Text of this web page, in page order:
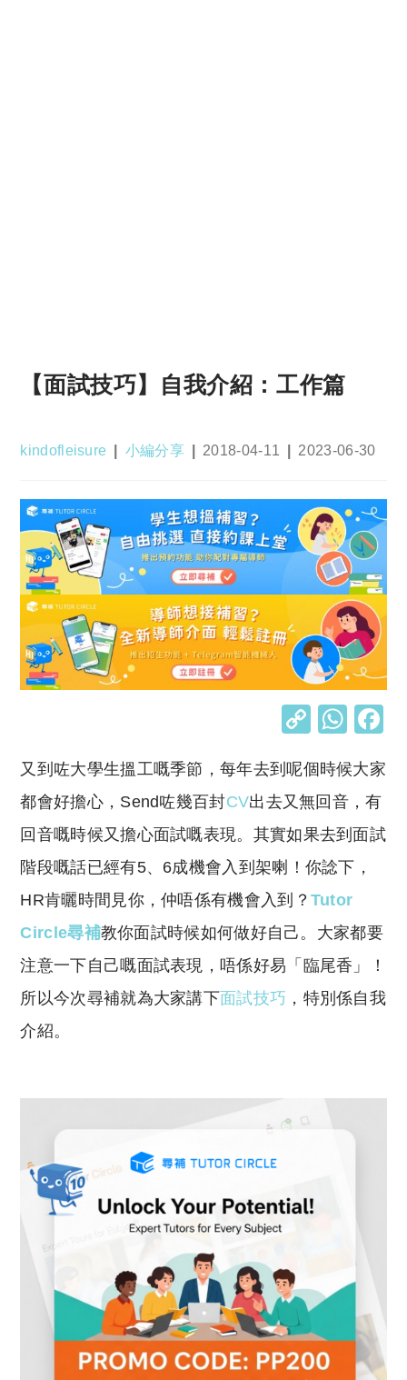
【面試技巧】自我介紹：工作篇
Post
kindofleisure
Post
小編分享
Post
2018-04-11
Post
2023-06-30
C
p
y
Li
n
k
W
at
s
A
p
又到咗大學生搵工嘅季節，每年去到呢個時候大家
都會好擔心，Send咗幾百封CV出去又無回音，有
回音嘅時候又擔心面試嘅表現。其實如果去到面試
階段嘅話已經有5、6成機會入到架喇！你諗下，
HR肯曬時間見你，仲唔係有機會入到？ Tutor
Circle尋補教你面試時候如何做好自己。大家都要
注意一下自己嘅面試表現，唔係好易「臨尾香」！
所以今次尋補就為大家講下面試技巧 ，特別係自我
介紹。